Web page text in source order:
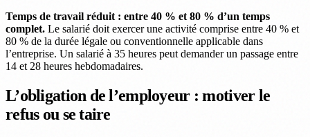
Temps de travail réduit : entre 40 % et 80 % d’un temps
complet. Le salarié doit exercer une activité comprise entre 40 % et
80 % de la durée légale ou conventionnelle applicable dans
l’entreprise. Un salarié à 35 heures peut demander un passage entre
14 et 28 heures hebdomadaires.
L’obligation de l’employeur : motiver le
refus ou se taire